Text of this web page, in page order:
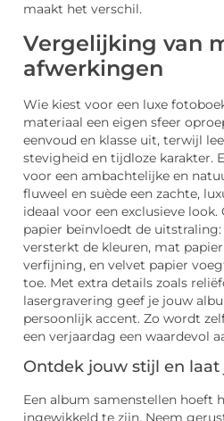
maakt het verschil.
Vergelijking van
afwerkingen
Wie kiest voor een luxe
materiaal een eigen sfeer
eenvoud en klasse uit, terwijl
stevigheid en tijdloze karakter.
voor een ambachtelijke en
fluweel en suède een zachte,
ideaal voor een exclusieve look.
papier beïnvloedt de
versterkt de kleuren, mat
verfijning, en velvet papier
toe. Met extra details zoals
lasergravering geef je jouw
persoonlijk accent. Zo wordt
een verjaardag een waardevol
Ontdek jouw stijl en laat
Een album samenstellen hoeft
ingewikkeld te zijn. Neem